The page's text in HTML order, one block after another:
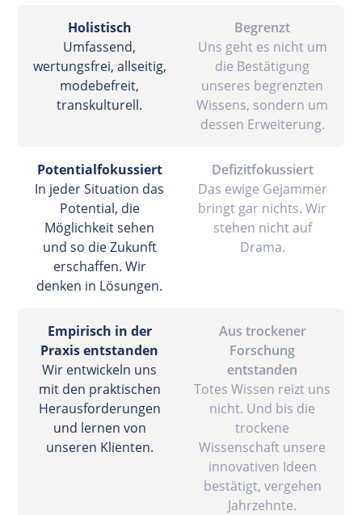
Holistisch
Umfassend,
wertungsfrei, allseitig,
modebefreit,
transkulturell.
Begrenzt
Uns geht es nicht um
die Bestätigung
unseres begrenzten
Wissens, sondern um
dessen Erweiterung.
Potentialfokussiert
In jeder Situation das
Potential, die
Möglichkeit sehen
und so die Zukunft
erschaffen. Wir
denken in Lösungen.
Defizitfokussiert
Das ewige Gejammer
bringt gar nichts. Wir
stehen nicht auf
Drama.
Empirisch in der
Praxis entstanden
Wir entwickeln uns
mit den praktischen
Herausforderungen
und lernen von
unseren Klienten.
Aus trockener
Forschung
entstanden
Totes Wissen reizt uns
nicht. Und bis die
trockene
Wissenschaft unsere
innovativen Ideen
bestätigt, vergehen
Jahrzehnte.